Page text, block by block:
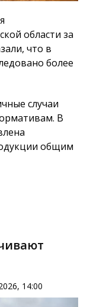
области за
что в
более
случаи
В
общим
14:00